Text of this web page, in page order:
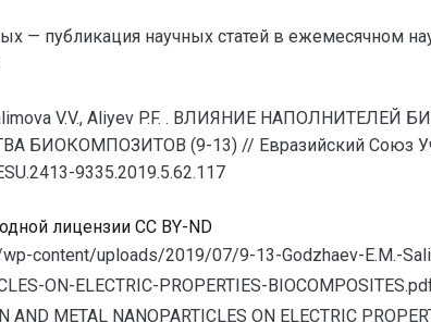
— публикация научных статей в ежемесячном
V.V., Aliyev P.F. . ВЛИЯНИЕ
(9-13) // Евразийский Союз
9335.2019.5.62.117
лицензии CC BY-ND
content/uploads/2019/07/9-13-Godzhaev-E.M.-
ON-ELECTRIC-PROPERTIES-
AND METAL NANOPARTICLES ON ELECTRIC